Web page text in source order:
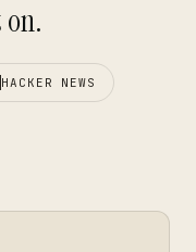
on.
HACKER NEWS